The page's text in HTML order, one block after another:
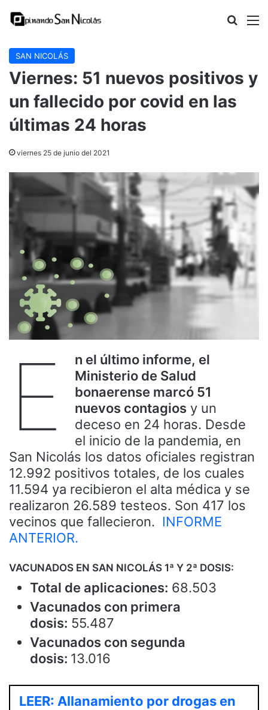
Buscar
SAN NICOLÁS
Viernes: 51 nuevos positivos y
un fallecido por covid en las
últimas 24 horas
viernes 25 de junio del 2021
E
n el último informe, el
Ministerio de Salud
bonaerense marcó 51
nuevos contagios y un
deceso en 24 horas. Desde
el inicio de la pandemia, en
San Nicolás los datos oficiales registran
12.992 positivos totales, de los cuales
11.594 ya recibieron el alta médica y se
realizaron 26.589 testeos. Son 417 los
vecinos que fallecieron. INFORME
ANTERIOR.
VACUNADOS EN SAN NICOLÁS 1ª Y 2ª DOSIS:
Total de aplicaciones: 68.503
Vacunados con primera
dosis: 55.487
Vacunados con segunda
dosis: 13.016
LEER: Allanamiento por drogas en